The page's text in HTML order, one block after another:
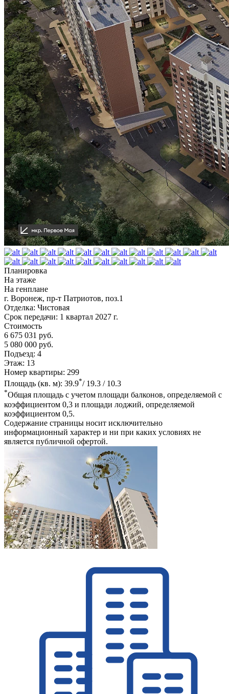
Планировка
На этаже
На генплане
г. Воронеж, пр-т Патриотов, поз.1
Отделка: Чистовая
Срок передачи: 1 квартал 2027 г.
Стоимость
6 675 031 руб.
5 080 000 руб.
Подъезд: 4
Этаж: 13
Номер квартиры: 299
Площадь (кв. м): 39.9*/ 19.3 / 10.3
*Общая площадь с учетом площади балконов, определяемой с
коэффициентом 0,3 и площади лоджий, определяемой
коэффициентом 0,5.
Содержание страницы носит исключительно
информационный характер и ни при каких условиях не
является публичной офертой.